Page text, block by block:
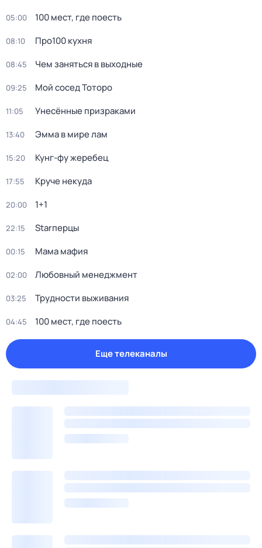
05:00 100 мест, где поесть
08:10 Про100 кухня
08:45 Чем заняться в выходные
09:25 Мой сосед Тоторо
11:05 Унесённые призраками
13:40 Эмма в мире лам
15:20 Кунг-фу жеребец
17:55 Круче некуда
20:00 1+1
22:15 Starперцы
00:15 Мама мафия
02:00 Любовный менеджмент
03:25 Трудности выживания
04:45 100 мест, где поесть
Еще телеканалы